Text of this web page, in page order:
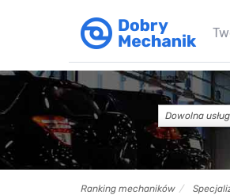
Dowolna
Ranking mechaników